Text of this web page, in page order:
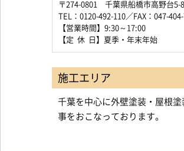
〒274-0801 千葉県船橋市高野台5-
TEL：0120-492-110／FAX：047-
【営業時間】9:30～17:00
【定 休 日】夏季・年末年始
施工エリア
千葉を中心に外壁塗装・屋根塗
事をおこなっております。